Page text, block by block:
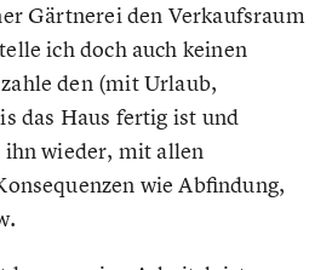
Gärtnerei den Verkaufsraum
ich doch auch keinen
den (mit Urlaub,
das Haus fertig ist und
ihn wieder, mit allen
wie Abfindung,